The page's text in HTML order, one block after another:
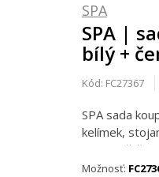
SPA
SPA |
bílý +
Kód: FC27367
SPA sada
kelímek,
toaletní
Možnosť: